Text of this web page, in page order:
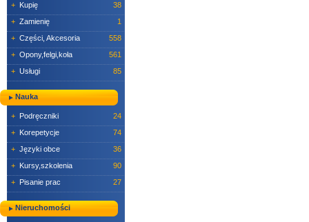
+ Kupię
38
+ Zamienię
1
+ Części, Akcesoria
558
+ Opony,felgi,koła
561
+ Usługi 85
Nauka
+ Podręczniki
24
+ Korepetycje
74
+ Języki obce
36
+ Kursy,szkolenia
90
+ Pisanie prac 27
Nieruchomości